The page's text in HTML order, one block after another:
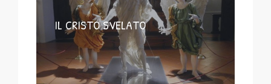
IL CRISTO SVELATO